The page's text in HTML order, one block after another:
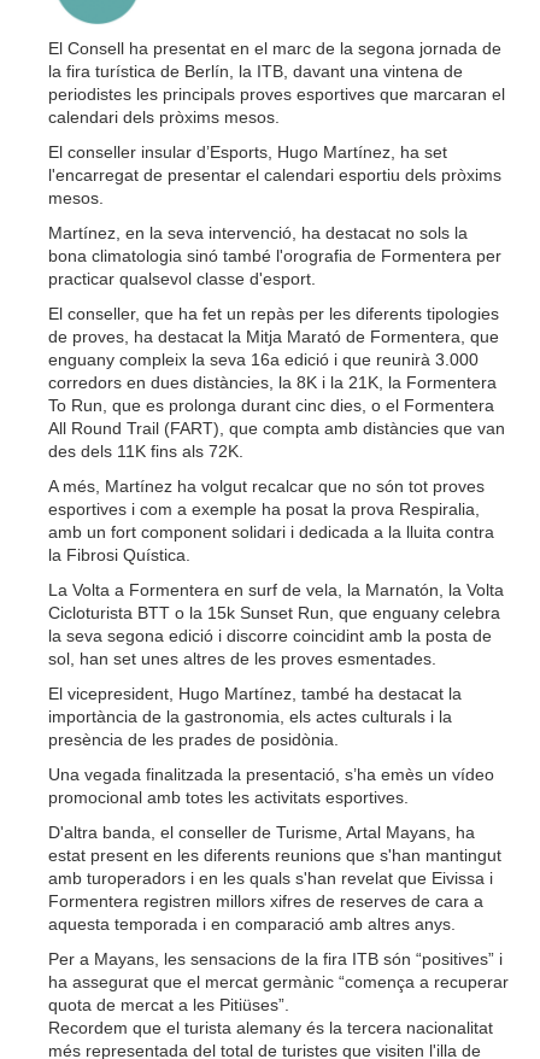
El Consell ha presentat en el marc de la segona jornada de
la fira turística de Berlín, la ITB, davant una vintena de
periodistes les principals proves esportives que marcaran el
calendari dels pròxims mesos.
El conseller insular d’Esports, Hugo Martínez, ha set
l'encarregat de presentar el calendari esportiu dels pròxims
mesos.
Martínez, en la seva intervenció, ha destacat no sols la
bona climatologia sinó també l'orografia de Formentera per
practicar qualsevol classe d'esport.
El conseller, que ha fet un repàs per les diferents tipologies
de proves, ha destacat la Mitja Marató de Formentera, que
enguany compleix la seva 16a edició i que reunirà 3.000
corredors en dues distàncies, la 8K i la 21K, la Formentera
To Run, que es prolonga durant cinc dies, o el Formentera
All Round Trail (FART), que compta amb distàncies que van
des dels 11K fins als 72K.
A més, Martínez ha volgut recalcar que no són tot proves
esportives i com a exemple ha posat la prova Respiralia,
amb un fort component solidari i dedicada a la lluita contra
la Fibrosi Quística.
La Volta a Formentera en surf de vela, la Marnatón, la Volta
Cicloturista BTT o la 15k Sunset Run, que enguany celebra
la seva segona edició i discorre coincidint amb la posta de
sol, han set unes altres de les proves esmentades.
El vicepresident, Hugo Martínez, també ha destacat la
importància de la gastronomia, els actes culturals i la
presència de les prades de posidònia.
Una vegada finalitzada la presentació, s’ha emès un vídeo
promocional amb totes les activitats esportives.
D'altra banda, el conseller de Turisme, Artal Mayans, ha
estat present en les diferents reunions que s'han mantingut
amb turoperadors i en les quals s'han revelat que Eivissa i
Formentera registren millors xifres de reserves de cara a
aquesta temporada i en comparació amb altres anys.
Per a Mayans, les sensacions de la fira ITB són “positives” i
ha assegurat que el mercat germànic “comença a recuperar
quota de mercat a les Pitiüses”.
Recordem que el turista alemany és la tercera nacionalitat
més representada del total de turistes que visiten l'illa de